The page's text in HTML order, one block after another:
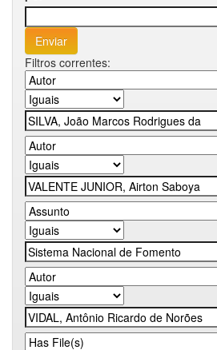
Filtros correntes: